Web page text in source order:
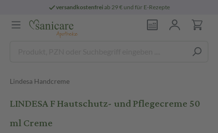
versandkostenfreiab 29 € und für E-Rezepte
Lindesa Handcreme
LINDESA F Hautschutz- und Pflegecreme 50
ml Creme